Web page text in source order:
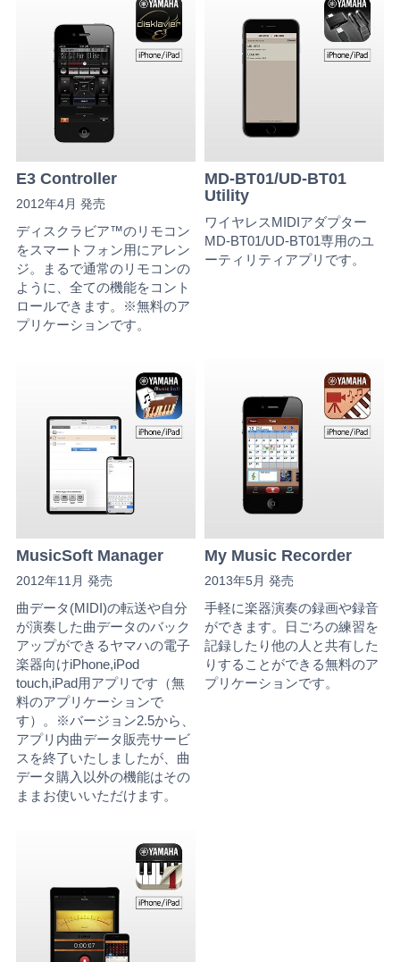
E3 Controller
2012年4月 発売
ディスクラビア™のリモコン
をスマートフォン用にアレン
ジ。まるで通常のリモコンの
ように、全ての機能をコント
ロールできます。※無料のア
プリケーションです。
MD-BT01/UD-BT01
Utility
ワイヤレスMIDIアダプター
MD-BT01/UD-BT01専用のユ
ーティリティアプリです。
MusicSoft Manager
2012年11月 発売
曲データ(MIDI)の転送や自分
が演奏した曲データのバック
アップができるヤマハの電子
楽器向けiPhone,iPod
touch,iPad用アプリです（無
料のアプリケーションで
す）。※バージョン2.5から、
アプリ内曲データ販売サービ
スを終了いたしましたが、曲
データ購入以外の機能はその
ままお使いいただけます。
My Music Recorder
2013年5月 発売
手軽に楽器演奏の録画や録音
ができます。日ごろの練習を
記録したり他の人と共有した
りすることができる無料のア
プリケーションです。